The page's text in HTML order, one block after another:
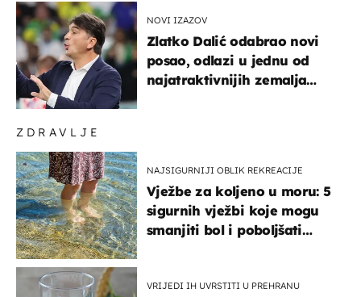
ZDRAVLJE
NAJSIGURNIJI OBLIK REKREACIJE
Vježbe za koljeno u moru: 5
sigurnih vježbi koje mogu
smanjiti bol i poboljšati
VRIJEDI IH UVRSTITI U PREHRANU
NOVI IZAZOV
Zlatko Dalić odabrao novi
posao, odlazi u jednu od
najatraktivnijih zemalja